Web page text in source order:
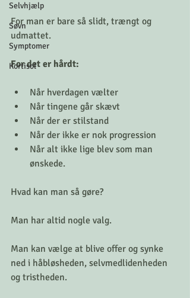
Selvhjælp
Søvn
Symptomer
Kortisol
For man er bare så slidt, trængt og
udmattet.
For det er hårdt:
Når hverdagen vælter
Når tingene går skævt
Når der er stilstand
Når der ikke er nok progression
Når alt ikke lige blev som man
ønskede.
Hvad kan man så gøre?
Man har altid nogle valg.
Man kan vælge at blive offer og synke
ned i håbløsheden, selvmedlidenheden
og tristheden.